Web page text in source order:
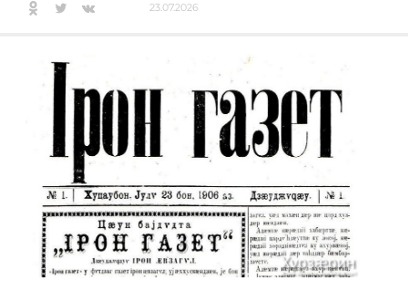
23.07.2026